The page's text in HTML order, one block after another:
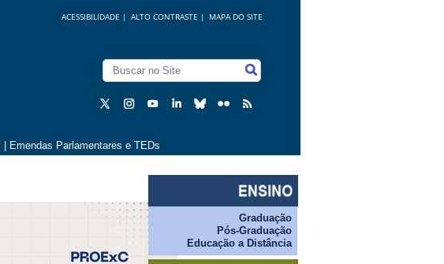
MAPA DO SITE
ALTO CONTRASTE |
ACESSIBILIDADE |
Emendas Parlamentares e TEDs
Graduação
Pós-Graduação
Educação a Distância